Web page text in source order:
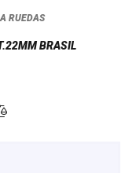
RUEDAS
BRASIL